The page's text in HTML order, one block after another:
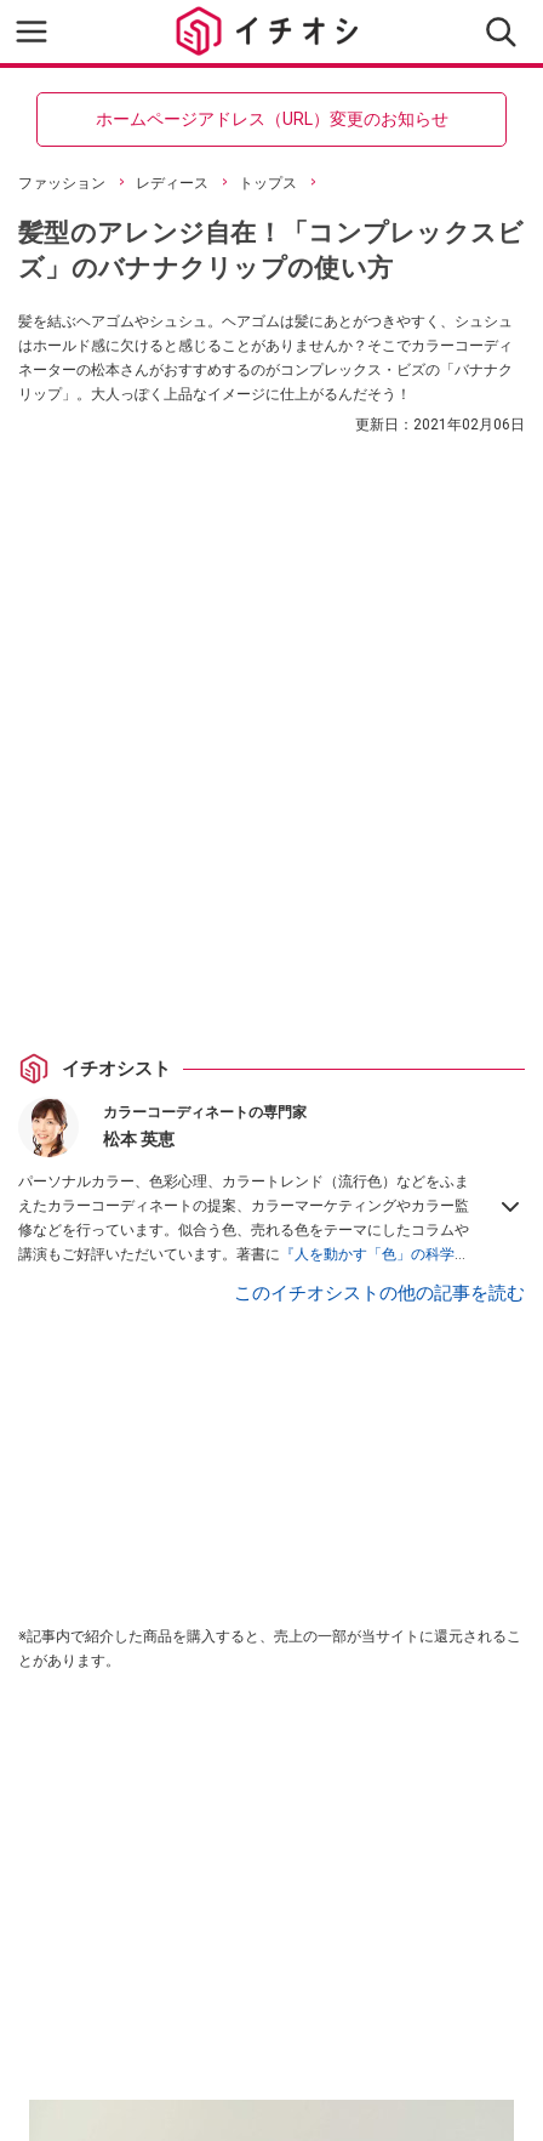
ホームページアドレス（URL）変更のお知らせ
ファッション レディース トップス
髪型のアレンジ自在！「コンプレックスビ
ズ」のバナナクリップの使い方
髪を結ぶヘアゴムやシュシュ。ヘアゴムは髪にあとがつきやすく、シュシュ
はホールド感に欠けると感じることがありませんか？そこでカラーコーディ
ネーターの松本さんがおすすめするのがコンプレックス・ビズの「バナナク
リップ」。大人っぽく上品なイメージに仕上がるんだそう！
更新日： 2021年02月06日
イチオシスト
カラーコーディネートの専門家
松本 英恵
パーソナルカラー、色彩心理、カラートレンド（流行色）などをふま
えたカラーコーディネートの提案、カラーマーケティングやカラー監
修などを行っています。似合う色、売れる色をテーマにしたコラムや
講演もご好評いただいています。著書に 『人を動かす「色」の科学』
このイチオシストの他の記事を読む
※記事内で紹介した商品を購入すると、売上の一部が当サイトに還元されるこ
とがあります。